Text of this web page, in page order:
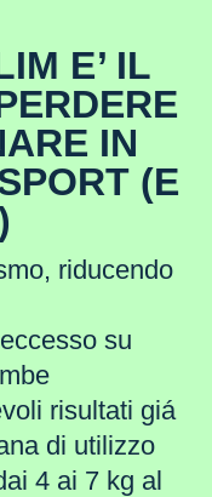
E’ IL
IN
(E
riducendo
su
risultati giá
di utilizzo
4 ai 7 kg al